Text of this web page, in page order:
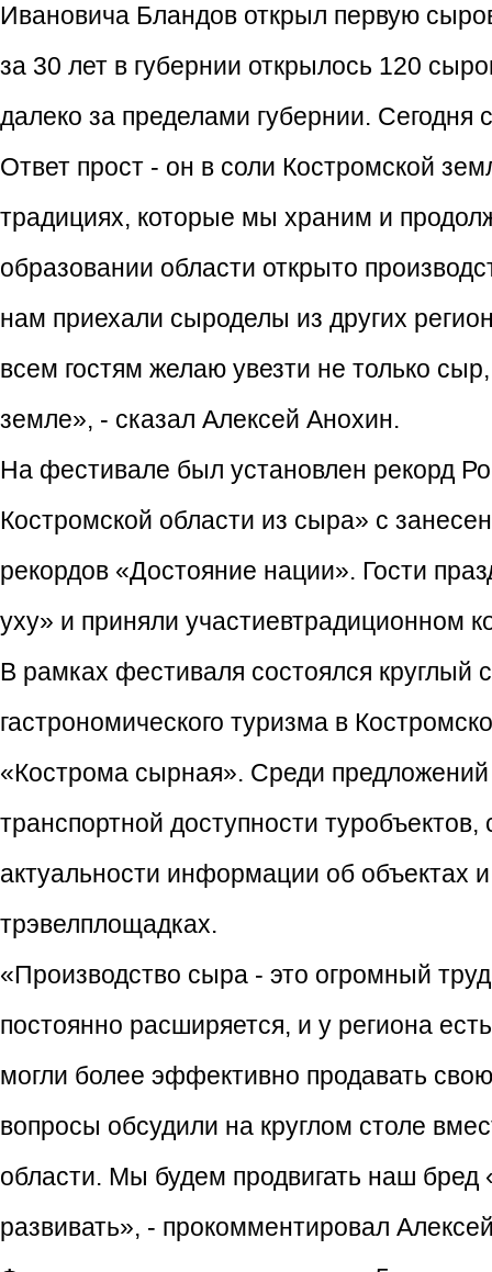
Ивановича Бландов открыл первую
за 30 лет в губернии открылось 120
далеко за пределами губернии. Сегодня
Ответ прост - он в соли Костромской
традициях, которые мы храним и
образовании области открыто
нам приехали сыроделы из других
всем гостям желаю увезти не только
земле», - сказал Алексей Анохин.
На фестивале был установлен рекорд
Костромской области из сыра» с
рекордов «Достояние нации». Гости
уху» и приняли участиевтрадиционном
В рамках фестиваля состоялся круглый
гастрономического туризма в
«Кострома сырная». Среди
транспортной доступности
актуальности информации об объектах
трэвелплощадках.
«Производство сыра - это огромный
постоянно расширяется, и у региона
могли более эффективно продавать
вопросы обсудили на круглом столе
области. Мы будем продвигать наш
развивать», - прокомментировал